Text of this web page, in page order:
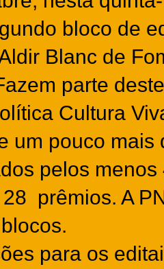
bloco de
Blanc de
parte
Cultura
um pouco mais
pelos
prêmios. A
para os